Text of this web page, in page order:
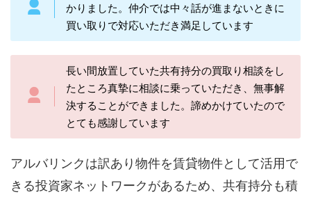
かりました。仲介では中々話が進まないときに
買い取りで対応いただき満足しています
長い間放置していた共有持分の買取り相談をし
たところ真摯に相談に乗っていただき、無事解
決することができました。諦めかけていたので
とても感謝しています
アルバリンクは訳あり物件を賃貸物件として活用で
きる投資家ネットワークがあるため、共有持分も積